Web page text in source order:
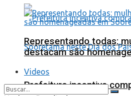
Prefeitura incentiva
Representando todas:
destacam são
Videos